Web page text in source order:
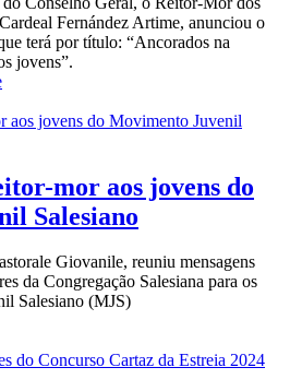
Fernández Artime, anunciou o
terá por título: “Ancorados na
jovens”.
mor aos jovens do
Salesiano
Giovanile, reuniu mensagens
da Congregação Salesiana para os
Salesiano (MJS)